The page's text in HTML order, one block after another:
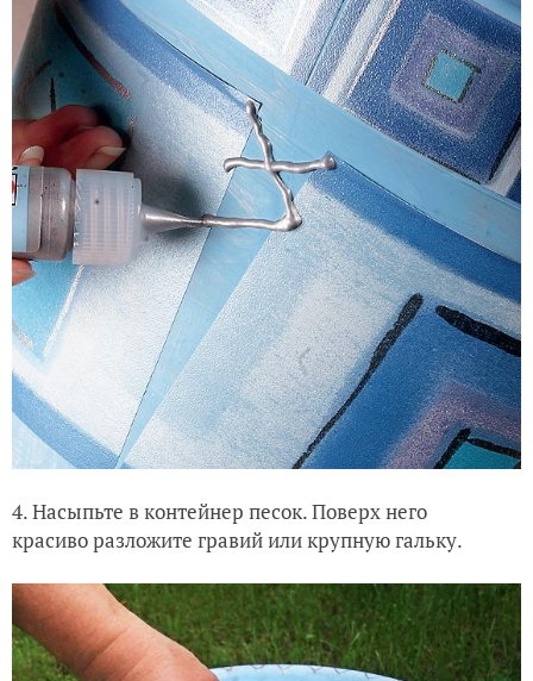
4. Насыпьте в контейнер песок. Поверх него
красиво разложите гравий или крупную гальку.